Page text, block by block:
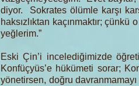
diyor. Sokrates ölümle karşı
haksızlıktan kaçınmaktır;
yeğlerim.”
Eski Çin’i incelediğimizde
Konfüçyüs’e hükümeti sorar;
yönetirsen, doğru